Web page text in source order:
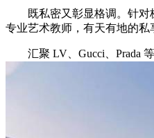
既私密又彰显格调。针对板
专业艺术教师，有天有地的私
汇聚 LV、Gucci、Prada 等